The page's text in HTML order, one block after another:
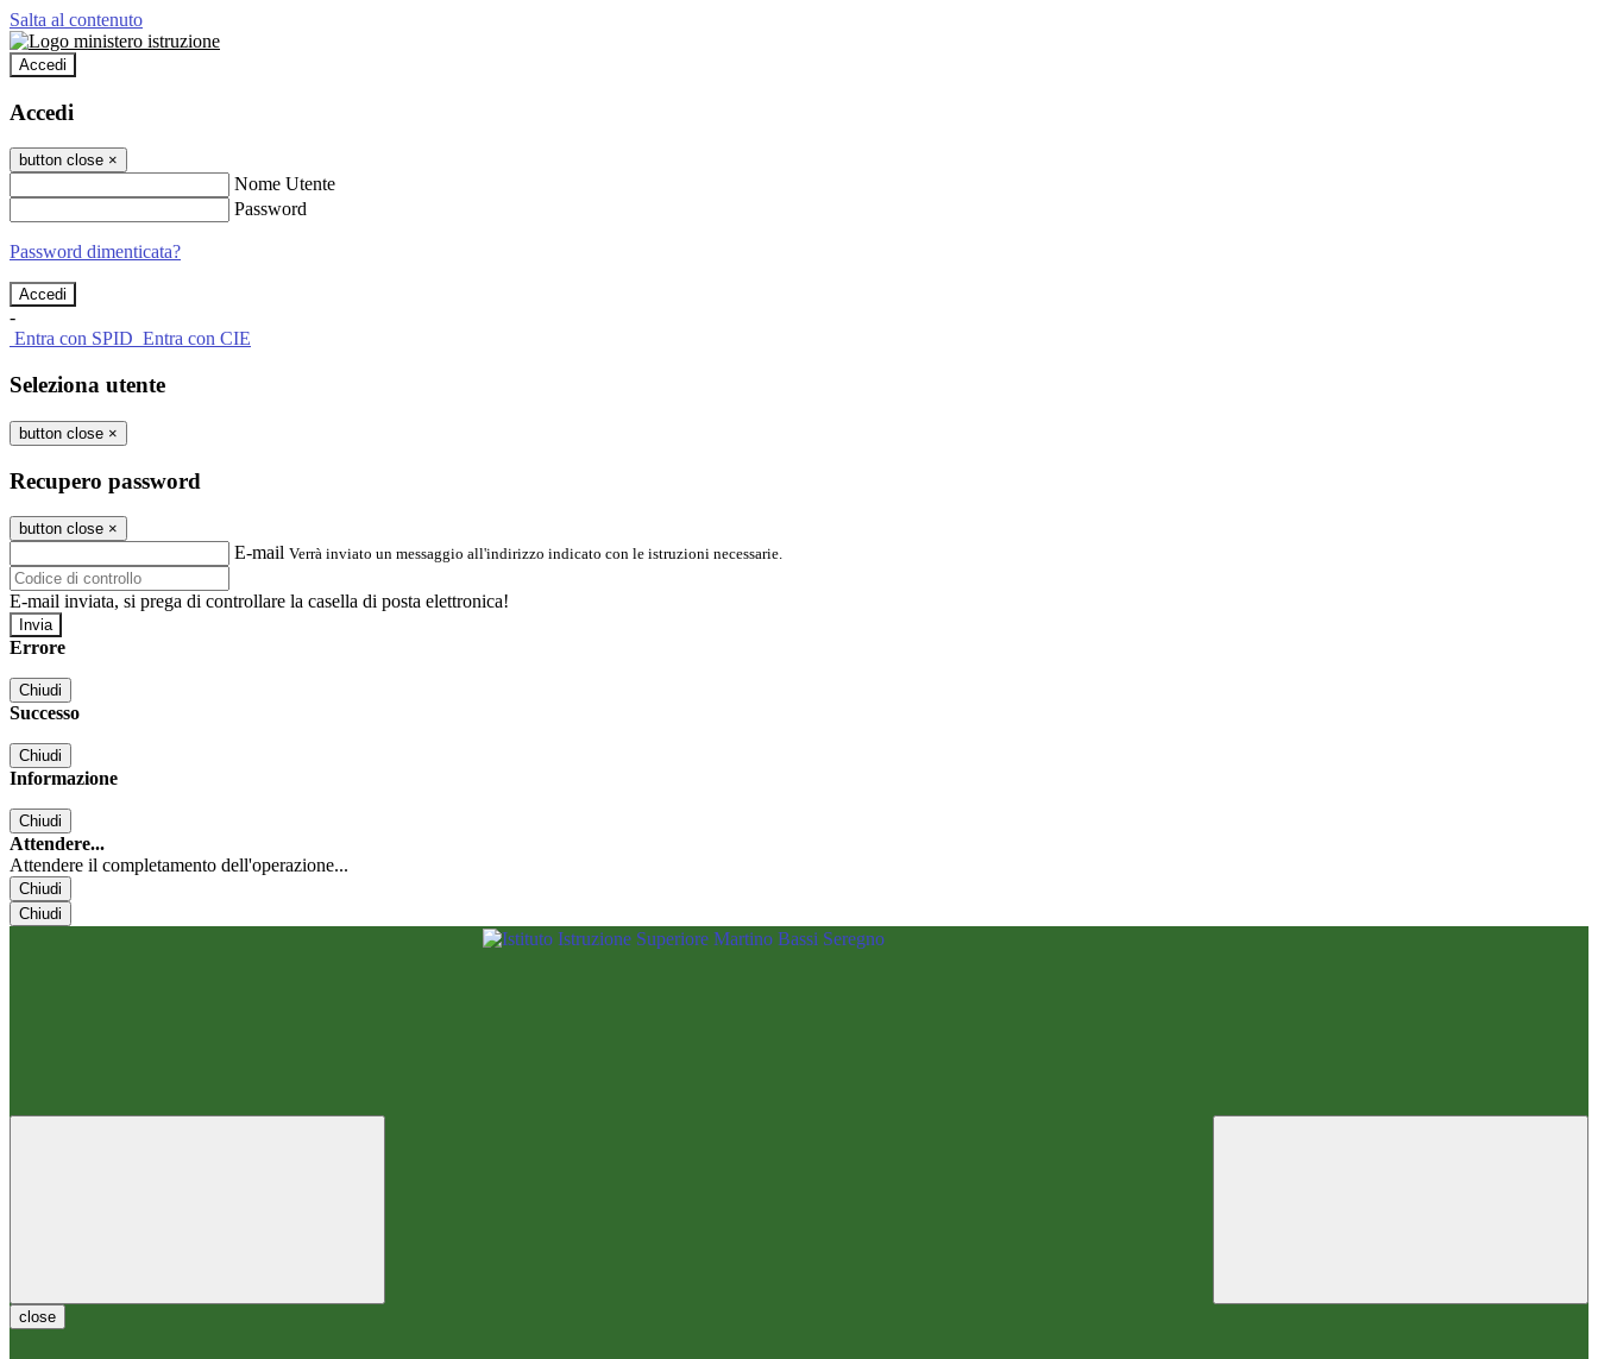
Salta al contenuto
Accedi
Accedi
button close ×
Nome Utente
Password
Password dimenticata?
-
Entra con SPID Entra con CIE
Seleziona utente
button close ×
Recupero password
button close ×
E-mail Verrà inviato un messaggio all'indirizzo indicato con le istruzioni necessarie.
E-mail inviata, si prega di controllare la casella di posta elettronica!
Errore
Chiudi
Successo
Chiudi
Informazione
Chiudi
Attendere...
Attendere il completamento dell'operazione...
Chiudi
Chiudi
close